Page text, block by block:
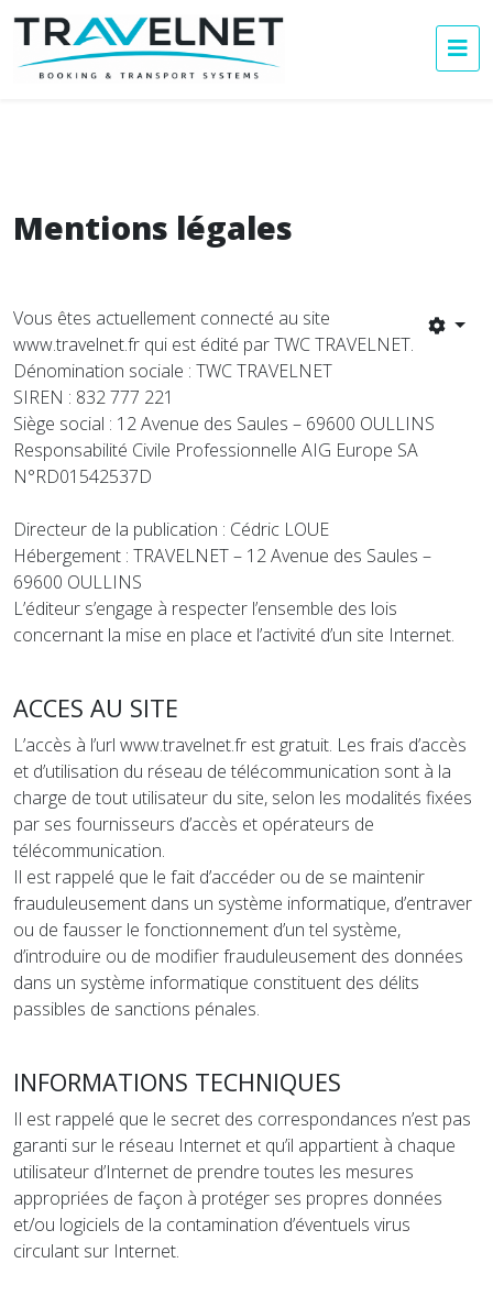
Mentions légales
Vous êtes actuellement connecté au site
www.travelnet.fr qui est édité par TWC TRAVELNET.
Dénomination sociale : TWC TRAVELNET
SIREN : 832 777 221
Siège social : 12 Avenue des Saules – 69600 OULLINS
Responsabilité Civile Professionnelle AIG Europe SA
N°RD01542537D
Directeur de la publication : Cédric LOUE
Hébergement : TRAVELNET – 12 Avenue des Saules –
69600 OULLINS
L’éditeur s’engage à respecter l’ensemble des lois
concernant la mise en place et l’activité d’un site Internet.
ACCES AU SITE
L’accès à l’url www.travelnet.fr est gratuit. Les frais d’accès
et d’utilisation du réseau de télécommunication sont à la
charge de tout utilisateur du site, selon les modalités fixées
par ses fournisseurs d’accès et opérateurs de
télécommunication.
Il est rappelé que le fait d’accéder ou de se maintenir
frauduleusement dans un système informatique, d’entraver
ou de fausser le fonctionnement d’un tel système,
d’introduire ou de modifier frauduleusement des données
dans un système informatique constituent des délits
passibles de sanctions pénales.
INFORMATIONS TECHNIQUES
Il est rappelé que le secret des correspondances n’est pas
garanti sur le réseau Internet et qu’il appartient à chaque
utilisateur d’Internet de prendre toutes les mesures
appropriées de façon à protéger ses propres données
et/ou logiciels de la contamination d’éventuels virus
circulant sur Internet.